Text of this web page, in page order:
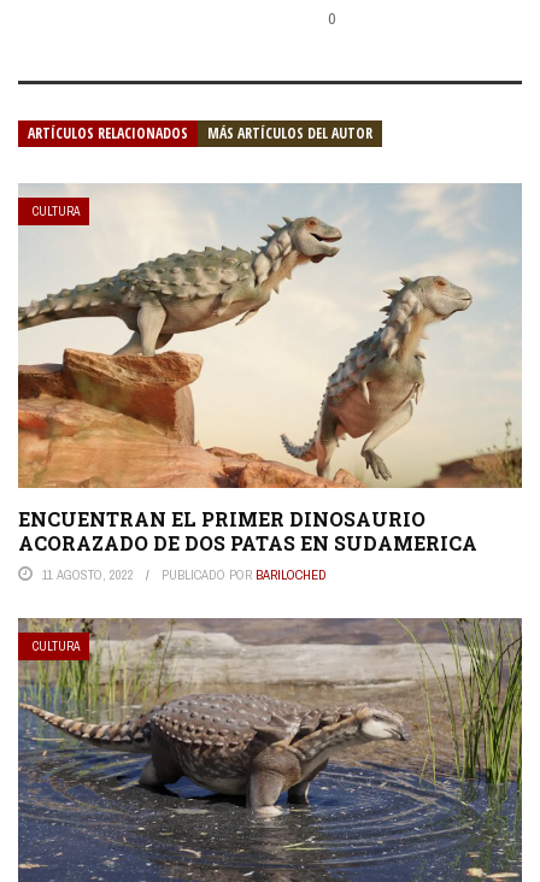
0
ARTÍCULOS RELACIONADOS MÁS ARTÍCULOS DEL AUTOR
CULTURA
ENCUENTRAN EL PRIMER DINOSAURIO
ACORAZADO DE DOS PATAS EN SUDAMERICA
11 AGOSTO, 2022 PUBLICADO POR BARILOCHED
CULTURA